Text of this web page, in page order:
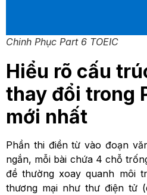
Chinh Phục Part 6 TOEIC
Hiểu rõ cấu
thay đổi trong
mới nhất
Phần thi điền từ vào đoạn
ngắn, mỗi bài chứa 4 chỗ
đề thường xoay quanh môi
thương mại như thư điện tử